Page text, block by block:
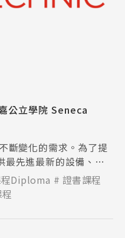
公立學院 Seneca
斷變化的需求。為了提
最先進最新的設備、技
質的校園環境中學習。
Diploma
證書課程